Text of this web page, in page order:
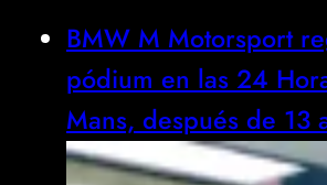
BMW M Motorsport
pódium en las 24
Mans, después de 13